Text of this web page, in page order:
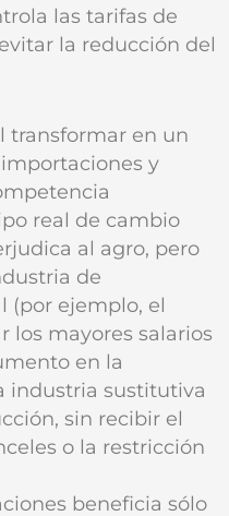
las tarifas de
la reducción del
transformar en un
y
real de cambio
al agro, pero
de
(por ejemplo, el
los mayores salarios
en la
industria sustitutiva
sin recibir el
o la restricción
beneficia sólo